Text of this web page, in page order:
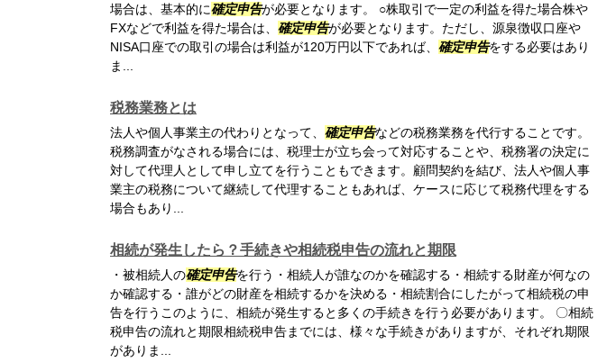
場合は、基本的に確定申告が必要となります。 ○株取引で一定の利益を得た場合株や
FXなどで利益を得た場合は、 確定申告が必要となります。ただし、源泉徴収口座や
NISA口座での取引の場合は利益が120万円以下であれば、 確定申告をする必要はあり
ま...
税務業務とは
法人や個人事業主の代わりとなって、 確定申告などの税務業務を代行することです。
税務調査がなされる場合には、税理士が立ち会って対応することや、税務署の決定に
対して代理人として申し立てを行うこともできます。顧問契約を結び、法人や個人事
業主の税務について継続して代理することもあれば、ケースに応じて税務代理をする
場合もあり...
相続が発生したら？手続きや相続税申告の流れと期限
・被相続人の確定申告を行う・相続人が誰なのかを確認する・相続する財産が何なの
か確認する・誰がどの財産を相続するかを決める・相続割合にしたがって相続税の申
告を行うこのように、相続が発生すると多くの手続きを行う必要があります。 〇相続
税申告の流れと期限相続税申告までには、様々な手続きがありますが、それぞれ期限
がありま...